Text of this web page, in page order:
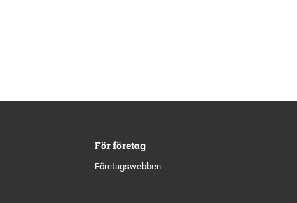
För företag
Företagswebben